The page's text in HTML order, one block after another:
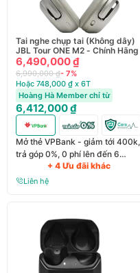
Tai nghe chụp tai (Không dây)
JBL Tour ONE M2 - Chính Hãng
6,490,000 ₫
6,990,000 ₫- 7%
Hoặc 748,000 ₫ x 6T
Hoàng Hà Member chỉ từ
6,412,000 ₫
Mở thẻ VPBank - giảm tới 400k,
trả góp 0%, 0 phí lên đến 6
+ 4 Ưu đãi khác
Liên hệ